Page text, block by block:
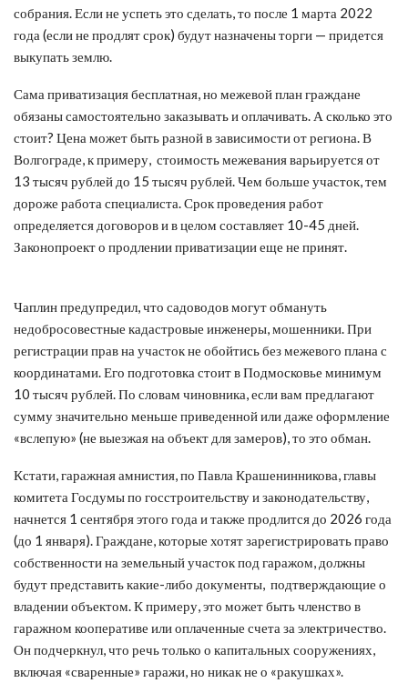
собрания. Если не успеть это сделать, то после 1 марта 2022
года (если не продлят срок) будут назначены торги — придется
выкупать землю.
Сама приватизация бесплатная, но межевой план граждане
обязаны самостоятельно заказывать и оплачивать. А сколько это
стоит? Цена может быть разной в зависимости от региона. В
Волгограде, к примеру, стоимость межевания варьируется от
13 тысяч рублей до 15 тысяч рублей. Чем больше участок, тем
дороже работа специалиста. Срок проведения работ
определяется договоров и в целом составляет 10-45 дней.
Законопроект о продлении приватизации еще не принят.
Чаплин предупредил, что садоводов могут обмануть
недобросовестные кадастровые инженеры, мошенники. При
регистрации прав на участок не обойтись без межевого плана с
координатами. Его подготовка стоит в Подмосковье минимум
10 тысяч рублей. По словам чиновника, если вам предлагают
сумму значительно меньше приведенной или даже оформление
«вслепую» (не выезжая на объект для замеров), то это обман.
Кстати, гаражная амнистия, по Павла Крашенинникова, главы
комитета Госдумы по госстроительству и законодательству,
начнется 1 сентября этого года и также продлится до 2026 года
(до 1 января). Граждане, которые хотят зарегистрировать право
собственности на земельный участок под гаражом, должны
будут представить какие-либо документы, подтверждающие о
владении объектом. К примеру, это может быть членство в
гаражном кооперативе или оплаченные счета за электричество.
Он подчеркнул, что речь только о капитальных сооружениях,
включая «сваренные» гаражи, но никак не о «ракушках».